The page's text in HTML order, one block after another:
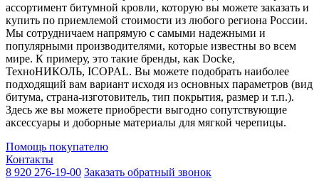
ассортимент битумной кровли, которую вы можете заказать и
купить по приемлемой стоимости из любого региона России.
Мы сотрудничаем напрямую с самыми надежными и
популярными производителями, которые известны во всем
мире. К примеру, это такие бренды, как Docke,
ТехноНИКОЛЬ, ICOPAL. Вы можете подобрать наиболее
подходящий вам вариант исходя из основных параметров (вид
битума, страна-изготовитель, тип покрытия, размер и т.п.).
Здесь же вы можете приобрести выгодно сопутствующие
аксессуары и доборные материалы для мягкой черепицы.
Помощь покупателю
Контакты
8 920 276-19-00 Заказать обратный звонок